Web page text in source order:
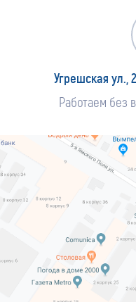
Угрешская ул.,
Работаем без